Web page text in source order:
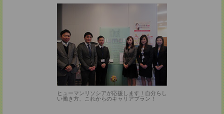
ヒューマンリソシアが応援します！自分らし
い働き方、これからのキャリアプラン！